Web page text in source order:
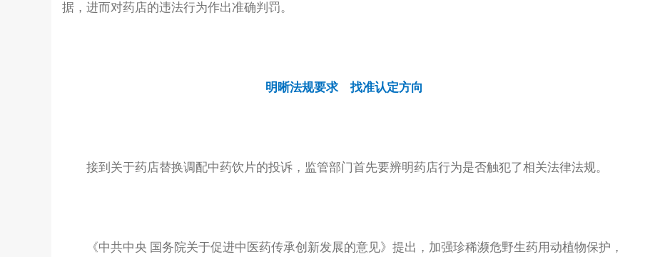
据，进而对药店的违法行为作出准确判罚。
明晰法规要求 找准认定方向
接到关于药店替换调配中药饮片的投诉，监管部门首先要辨明药店行为是否触犯了相关法律法规。
《中共中央 国务院关于促进中医药传承创新发展的意见》提出，加强珍稀濒危野生药用动植物保护，